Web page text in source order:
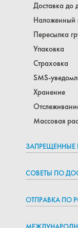
Доставка до
Наложенный
Пересылка
Упаковка
Страховка
SMS-
Хранение
Массовая
ЗАПРЕЩЕННЫЕ
СОВЕТЫ ПО
ОТПРАВКА ПО